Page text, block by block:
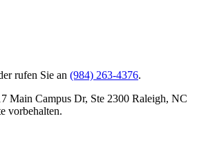
rufen Sie an (984) 263-4376.
Main Campus Dr, Ste 2300 Raleigh, NC
vorbehalten.